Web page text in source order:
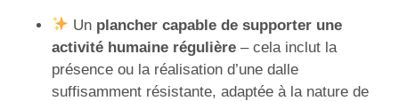
Un plancher capable de supporter une
activité humaine régulière – cela inclut la
présence ou la réalisation d’une dalle
suffisamment résistante, adaptée à la nature de